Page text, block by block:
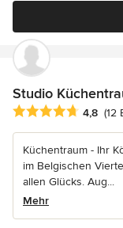
Studio
Durchschnittliche
4,8 (12
Küchentraum - Ihr
im Belgischen
allen Glücks. Aug...
Mehr